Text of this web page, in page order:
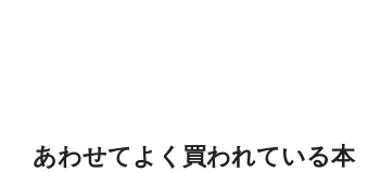
あわせてよく買われている本